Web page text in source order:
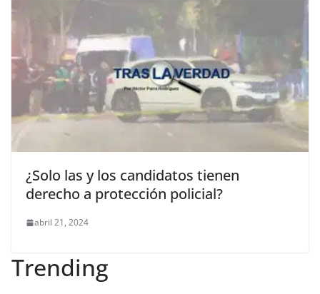
¿Solo las y los candidatos tienen
derecho a protección policial?
abril 21, 2024
Trending